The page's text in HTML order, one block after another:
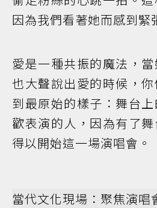
因為我們看著她而感到緊
愛是一種共振的魔法，
也大聲說出愛的時候，
到最原始的樣子：舞台
歡表演的人，因為有了
得以開始這一場演唱會。
當代文化現場：聚焦演唱